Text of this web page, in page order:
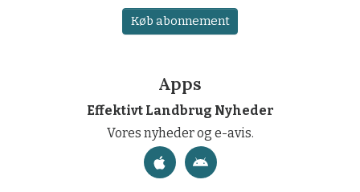
Køb abonnement
Apps
Effektivt Landbrug Nyheder
Vores nyheder og e-avis.